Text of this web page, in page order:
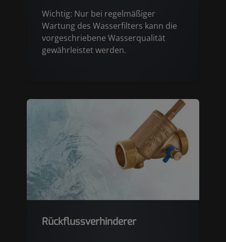
Wichtig: Nur bei regelmäßiger
Wartung des Wasserfilters kann die
vorgeschriebene Wasserqualität
gewährleistet werden.
Rückflussverhinderer